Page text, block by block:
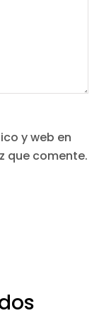
y web en
que comente.